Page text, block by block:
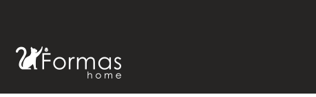
"Guía para Elegir Muebles